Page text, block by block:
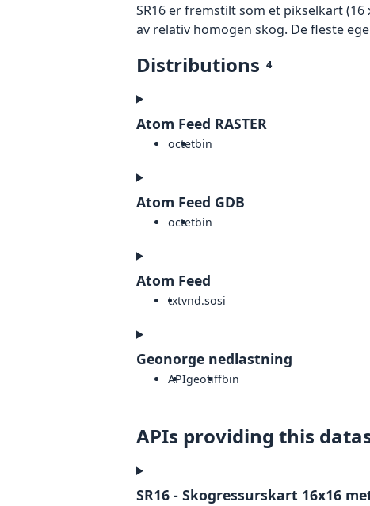
SR16 er fremstilt som et pikselkart
av relativ homogen skog. De fleste
Distributions 4
Atom Feed RASTER
octetbin
Atom Feed GDB
octetbin
Atom Feed
txtvnd.sosi
Geonorge nedlastning
APIgeotiffbin
APIs providing this
SR16 - Skogressurskart 16x16